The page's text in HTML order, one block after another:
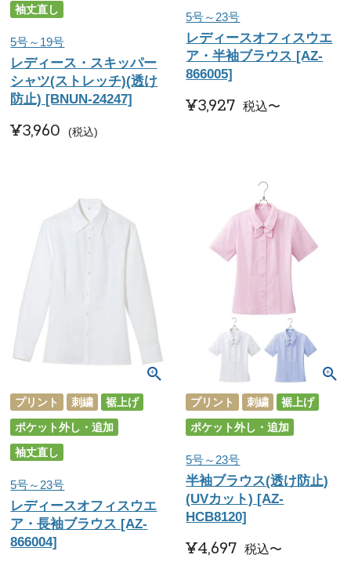
袖丈直し
5号～19号
レディース・スキッパー
シャツ(ストレッチ)(透け
防止) [BNUN-24247]
¥3,960 税込
5号～23号
レディースオフィスウエ
ア・半袖ブラウス [AZ-
866005]
¥3,927 税込〜
プリント 刺繍
裾上げ
ポケット外し・追加
袖丈直し
5号～23号
レディースオフィスウエ
ア・長袖ブラウス [AZ-
866004]
プリント 刺繍
裾上げ
ポケット外し・追加
5号～23号
半袖ブラウス(透け防止)
(UVカット) [AZ-
HCB8120]
¥4,697 税込〜